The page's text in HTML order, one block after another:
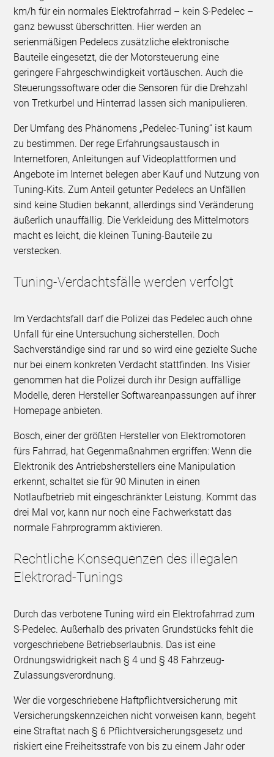
km/h für ein normales Elektrofahrrad – kein S-Pedelec –
ganz bewusst überschritten. Hier werden an
serienmäßigen Pedelecs zusätzliche elektronische
Bauteile eingesetzt, die der Motorsteuerung eine
geringere Fahrgeschwindigkeit vortäuschen. Auch die
Steuerungssoftware oder die Sensoren für die Drehzahl
von Tretkurbel und Hinterrad lassen sich manipulieren.
Der Umfang des Phänomens „Pedelec-Tuning“ ist kaum
zu bestimmen. Der rege Erfahrungsaustausch in
Internetforen, Anleitungen auf Videoplattformen und
Angebote im Internet belegen aber Kauf und Nutzung von
Tuning-Kits. Zum Anteil getunter Pedelecs an Unfällen
sind keine Studien bekannt, allerdings sind Veränderung
äußerlich unauffällig. Die Verkleidung des Mittelmotors
macht es leicht, die kleinen Tuning-Bauteile zu
verstecken.
Tuning-Verdachtsfälle werden verfolgt
Im Verdachtsfall darf die Polizei das Pedelec auch ohne
Unfall für eine Untersuchung sicherstellen. Doch
Sachverständige sind rar und so wird eine gezielte Suche
nur bei einem konkreten Verdacht stattfinden. Ins Visier
genommen hat die Polizei durch ihr Design auffällige
Modelle, deren Hersteller Softwareanpassungen auf ihrer
Homepage anbieten.
Bosch, einer der größten Hersteller von Elektromotoren
fürs Fahrrad, hat Gegenmaßnahmen ergriffen: Wenn die
Elektronik des Antriebsherstellers eine Manipulation
erkennt, schaltet sie für 90 Minuten in einen
Notlaufbetrieb mit eingeschränkter Leistung. Kommt das
drei Mal vor, kann nur noch eine Fachwerkstatt das
normale Fahrprogramm aktivieren.
Rechtliche Konsequenzen des illegalen
Elektrorad-Tunings
Durch das verbotene Tuning wird ein Elektrofahrrad zum
S-Pedelec. Außerhalb des privaten Grundstücks fehlt die
vorgeschriebene Betriebserlaubnis. Das ist eine
Ordnungswidrigkeit nach § 4 und § 48 Fahrzeug-
Zulassungsverordnung.
Wer die vorgeschriebene Haftpflichtversicherung mit
Versicherungskennzeichen nicht vorweisen kann, begeht
eine Straftat nach § 6 Pflichtversicherungsgesetz und
riskiert eine Freiheitsstrafe von bis zu einem Jahr oder